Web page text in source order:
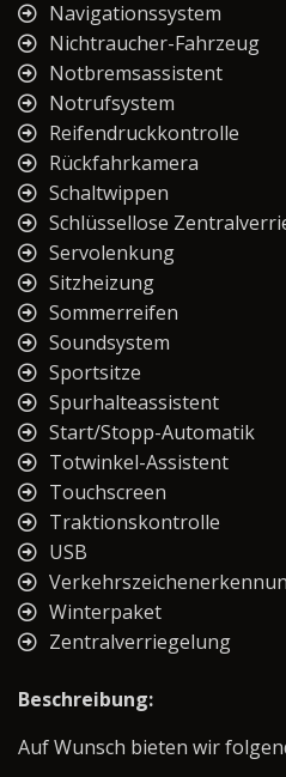
Navigationssystem
Nichtraucher-Fahrzeug
Notbremsassistent
Notrufsystem
Reifendruckkontrolle
Rückfahrkamera
Schaltwippen
Schlüssellose
Servolenkung
Sitzheizung
Sommerreifen
Soundsystem
Sportsitze
Spurhalteassistent
Start/Stopp-Automatik
Totwinkel-Assistent
Touchscreen
Traktionskontrolle
USB
Winterpaket
Zentralverriegelung
Beschreibung:
Auf Wunsch bieten wir